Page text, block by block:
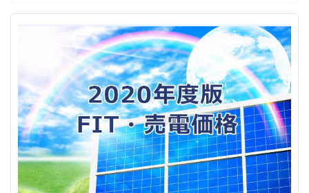
せ、絶えず新しい高度に挑戦し、新しいピークに推進する。